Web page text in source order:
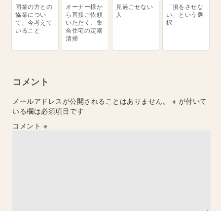
同業の方との
協業につい
て、今考えて
いること
オーナー様か
ら直接ご依頼
いただく、集
合住宅の定期
清掃
見過ごせない
人
「損をさせな
い」という選
択
コメント
メールアドレスが公開されることはありません。 ※ が付いて
いる欄は必須項目です
コメント ※